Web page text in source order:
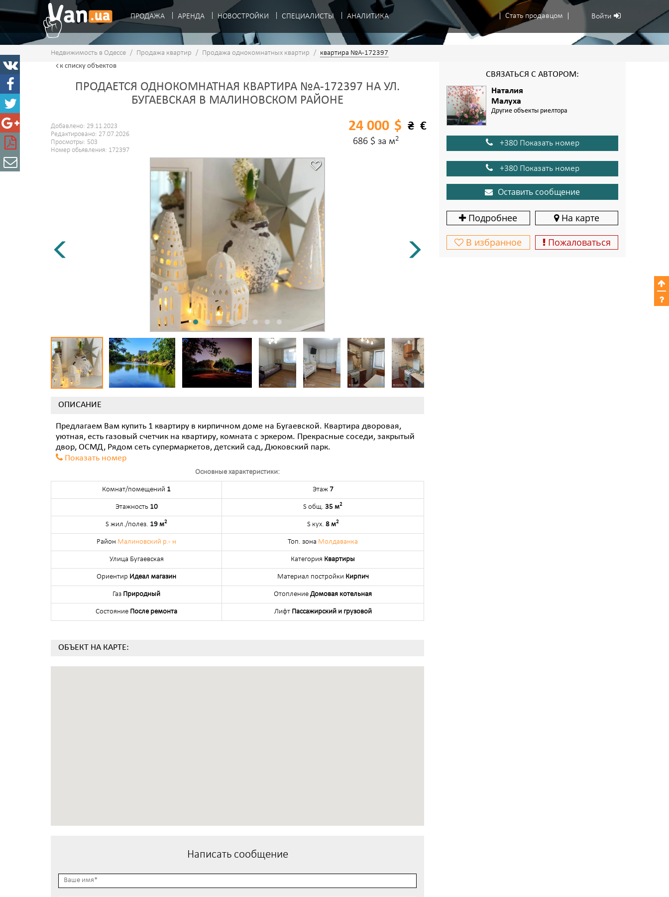
Стать продавцом Войти
ПРОДАЖА АРЕНДА НОВОСТРОЙКИ СПЕЦИАЛИСТЫ АНАЛИТИКА
Недвижимость в Одессе / Продажа квартир / Продажа однокомнатных квартир / квартира №A-172397
к спискуобъектов
ПРОДАЕТСЯ ОДНОКОМНАТНАЯ КВАРТИРА №A-172397 НА УЛ.
БУГАЕВСКАЯ В МАЛИНОВСКОМ РАЙОНЕ
Добавлено: 29.11.2023
Редактировано: 27.07.2026
Просмотры: 503
Номер обьявления: 172397
$ ₴ €
24 000
686 $ за м2
ОПИСАНИЕ
Предлагаем Вам купить 1 квартиру в кирпичном доме на Бугаевской. Квартира дворовая,
уютная, есть газовый счетчик на квартиру, комната с эркером. Прекрасные соседи, закрытый
двор, ОСМД, Рядом сеть супермаркетов, детский сад, Дюковский парк.
Показать номер
Основные характеристики:
Комнат/помещений 1 Этаж 7
Этажность 10 S общ. 35 м2
S жил./полез. 19 м2 S кух. 8 м2
Район Малиновский р.- н Топ. зона Молдаванка
Улица Бугаевская Категория Квартиры
Ориентир Идеал магазин Материал постройки Кирпич
Газ Природный Отопление Домовая котельная
Состояние После ремонта Лифт Пассажирский и грузовой
ОБЪЕКТ НА КАРТЕ:
Написать сообщение
СВЯЗАТЬСЯ С АВТОРОМ:
Наталия
Малуха
Другие объекты риелтора
+380 Показать номер
+380 Показать номер
Оставить сообщение
Подробнее На карте
В избранное Пожаловаться